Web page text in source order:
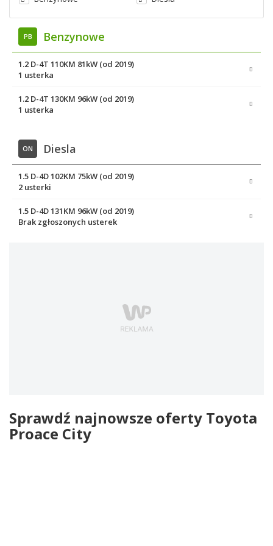
PB Benzynowe
1.2 D-4T 110KM 81kW (od 2019)
1 usterka
1.2 D-4T 130KM 96kW (od 2019)
1 usterka
ON Diesla
1.5 D-4D 102KM 75kW (od 2019)
2 usterki
1.5 D-4D 131KM 96kW (od 2019)
Brak zgłoszonych usterek
Sprawdź najnowsze oferty Toyota
Proace City